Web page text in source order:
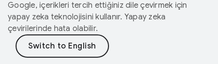
Google, içerikleri tercih ettiğiniz dile çevirmek için
yapay zeka teknolojisini kullanır. Yapay zeka
çevirilerinde hata olabilir.